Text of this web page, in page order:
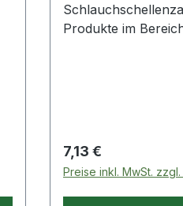
Schlauchschellenzange
Produkte im
Regulärer Preis:
7,13 €
Preise inkl. MwSt.